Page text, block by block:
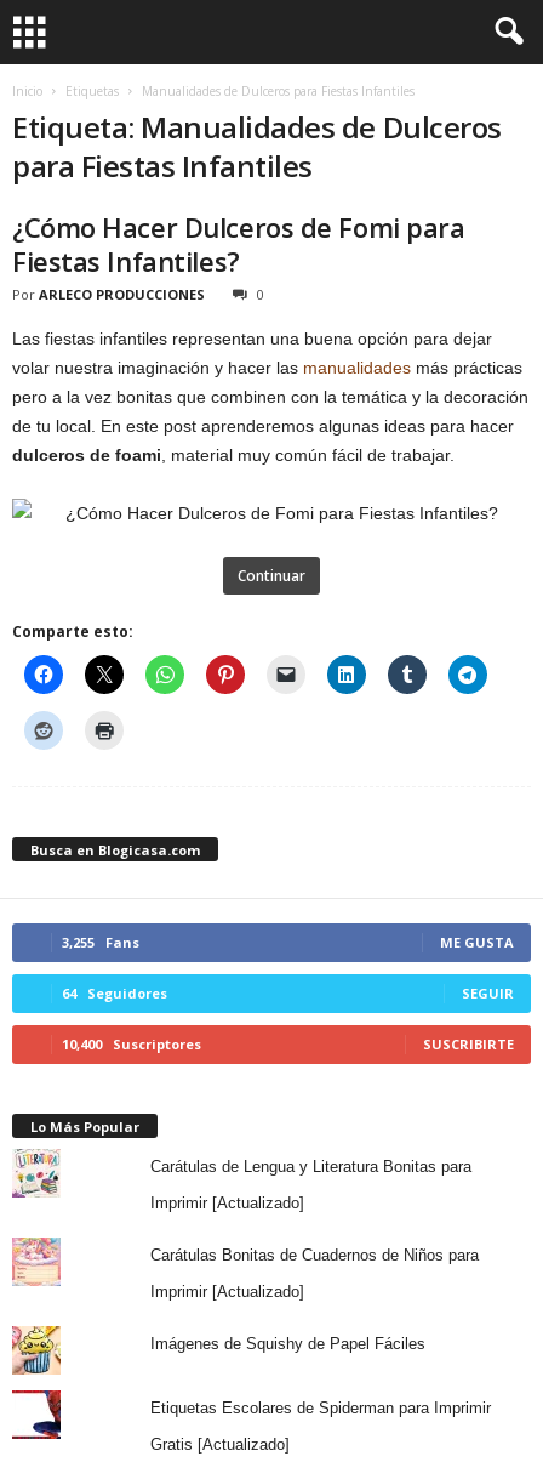
Inicio Etiquetas Manualidades de Dulceros para Fiestas Infantiles
Etiqueta: Manualidades de Dulceros
para Fiestas Infantiles
¿Cómo Hacer Dulceros de Fomi para
Fiestas Infantiles?
Por ARLECO PRODUCCIONES 0
Las fiestas infantiles representan una buena opción para dejar
volar nuestra imaginación y hacer las manualidades más prácticas
pero a la vez bonitas que combinen con la temática y la decoración
de tu local. En este post aprenderemos algunas ideas para hacer
dulceros de foami , material muy común fácil de trabajar.
Continuar
Comparte esto:
Busca en Blogicasa.com
3,255 Fans ME GUSTA
64 Seguidores SEGUIR
10,400 Suscriptores SUSCRIBIRTE
Lo Más Popular
Carátulas de Lengua y Literatura Bonitas para
Imprimir [Actualizado]
Carátulas Bonitas de Cuadernos de Niños para
Imprimir [Actualizado]
Imágenes de Squishy de Papel Fáciles
Etiquetas Escolares de Spiderman para Imprimir
Gratis [Actualizado]